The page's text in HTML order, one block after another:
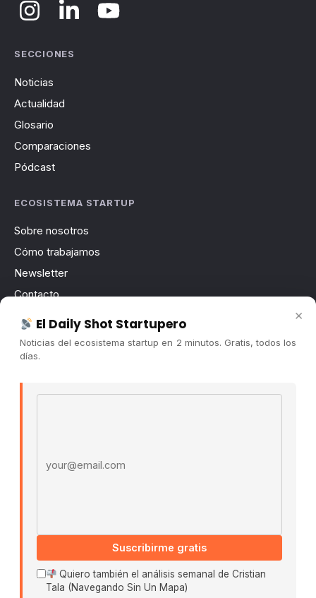
SECCIONES
Noticias
Actualidad
Glosario
Comparaciones
Pódcast
ECOSISTEMA STARTUP
Sobre nosotros
Cómo trabajamos
Newsletter
Contacto
Publicidad
Convocatorias
×
El Daily Shot Startupero
Noticias del ecosistema startup en 2 minutos. Gratis, todos los
días.
Suscribirme gratis
Quiero también el análisis semanal de Cristian
Tala (Navegando Sin Un Mapa)
Buscar: